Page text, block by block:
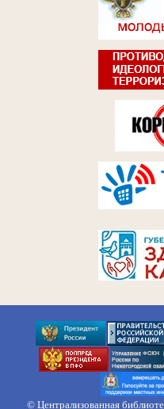
© Централизованная